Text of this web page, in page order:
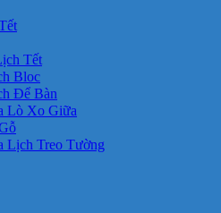
Tết
Bloc
Để Bàn
Lò Xo Giữa
Lịch Treo Tường